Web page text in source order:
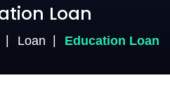
Loan
Loan Education Loan